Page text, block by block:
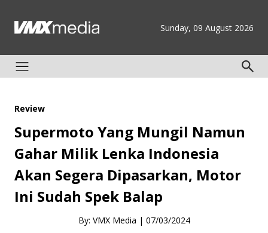
Sunday, 09 August 2026
Review
Supermoto Yang Mungil Namun
Gahar Milik Lenka Indonesia
Akan Segera Dipasarkan, Motor
Ini Sudah Spek Balap
By: VMX Media | 07/03/2024